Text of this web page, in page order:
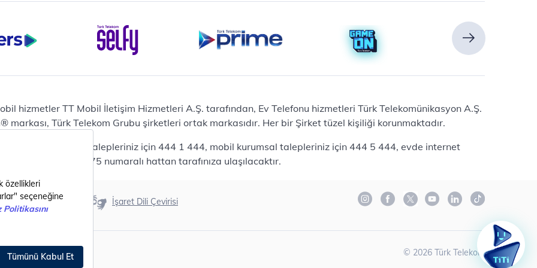
Tarife
Casper Nirvana C370
Notebook
Ev Telefonu
Panasonic TGB610
Modem ve Wi-Fi
Zyxel DX3300 Wi-Fi 6
Premium VDSL Modem
Samsung Buds2 Pro
Samsung Galaxy Watch 6
Akıllı Ekran Koruma
hizmetler TT Mobil İletişim Hizmetleri A.Ş. tarafından, Ev Telefonu hizmetleri Türk Telekomünikasyon A.Ş.
markası, Türk Telekom Grubu şirketleri ortak markasıdır. Her bir Şirket tüzel kişiliği korunmaktadır.
mobil bireysel talepleriniz için 444 1 444, mobil kurumsal talepleriniz için 444 5 444, evde internet
için 444 0375 numaralı hattan tarafınıza ulaşılacaktır.
Erişilebilirlik İşaret Dili Çevirisi
© 2026 Türk Telekom